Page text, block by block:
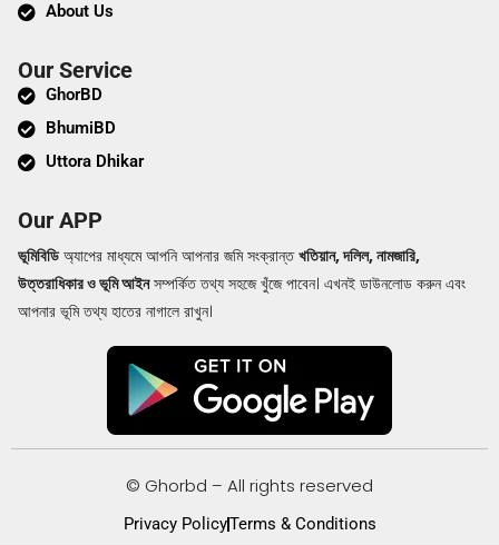
About Us
Our Service
GhorBD
BhumiBD
Uttora Dhikar
Our APP
ভূমিবিডিঅ্যাপের মাধ্যমে আপনি আপনার জমি সংক্রান্তখতিয়ান, দলিল, নামজারি,
উত্তরাধিকার ও ভূমি আইনসম্পর্কিত তথ্য সহজে খুঁজে পাবেন। এখনই ডাউনলোড করুন এবং
আপনার ভূমি তথ্য হাতের নাগালে রাখুন।
© Ghorbd – All rights reserved
Privacy PolicyTerms & Conditions